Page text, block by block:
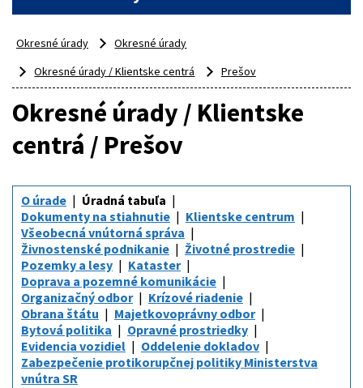
Okresné úrady
Okresné úrady
Okresné úrady / Klientske centrá
Prešov
Okresné úrady / Klientske
centrá / Prešov
O úrade
Úradná tabuľa
Dokumenty na stiahnutie
Klientske centrum
Všeobecná vnútorná správa
Živnostenské podnikanie
Životné prostredie
Pozemky a lesy
Kataster
Doprava a pozemné komunikácie
Organizačný odbor
Krízové riadenie
Obrana štátu
Majetkovoprávny odbor
Bytová politika
Opravné prostriedky
Evidencia vozidiel
Oddelenie dokladov
Zabezpečenie protikorupčnej politiky Ministerstva
vnútra SR